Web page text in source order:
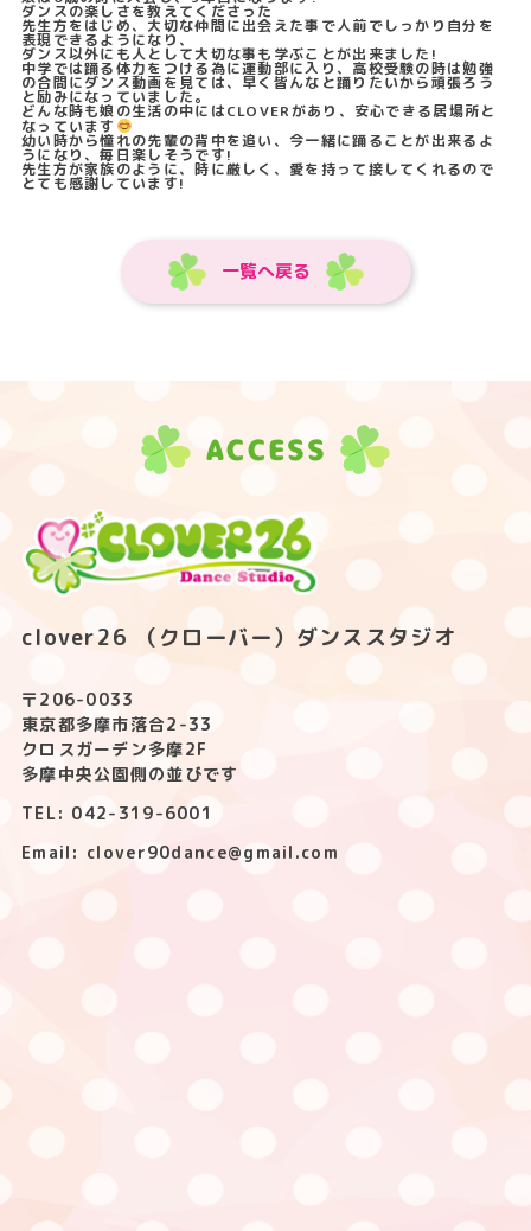
ダンスの楽しさを教えてくださった
先生方をはじめ、大切な仲間に出会えた事で人前でしっかり自分を
表現できるようになり、
ダンス以外にも人として大切な事も学ぶことが出来ました!
中学では踊る体力をつける為に運動部に入り、高校受験の時は勉強
の合間にダンス動画を見ては、早く皆んなと踊りたいから頑張ろう
と励みになっていました。
どんな時も娘の生活の中にはCLOVERがあり、安心できる居場所と
なっています
幼い時から憧れの先輩の背中を追い、今一緒に踊ることが出来るよ
うになり、毎日楽しそうです!
先生方が家族のように、時に厳しく、愛を持って接してくれるので
とても感謝しています!
一覧へ戻る
ACCESS
clover26 （クローバー）ダンススタジオ
〒206-0033
東京都多摩市落合2-33
クロスガーデン多摩2F
多摩中央公園側の並びです
TEL: 042-319-6001
Email: clover90dance@gmail.com